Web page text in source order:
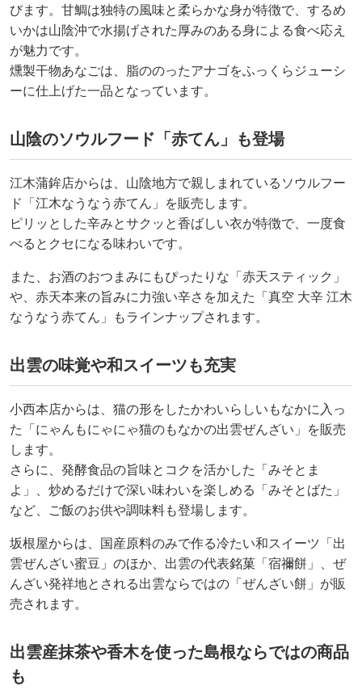
びます。甘鯛は独特の風味と柔らかな身が特徴で、するめ
いかは山陰沖で水揚げされた厚みのある身による食べ応え
が魅力です。
燻製干物あなごは、脂ののったアナゴをふっくらジューシ
ーに仕上げた一品となっています。
山陰のソウルフード「赤てん」も登場
江木蒲鉾店からは、山陰地方で親しまれているソウルフー
ド「江木なうなう赤てん」を販売します。
ピリッとした辛みとサクッと香ばしい衣が特徴で、一度食
べるとクセになる味わいです。
また、お酒のおつまみにもぴったりな「赤天スティック」
や、赤天本来の旨みに力強い辛さを加えた「真空 大辛 江木
なうなう赤てん」もラインナップされます。
出雲の味覚や和スイーツも充実
小西本店からは、猫の形をしたかわいらしいもなかに入っ
た「にゃんもにゃにゃ猫のもなかの出雲ぜんざい」を販売
します。
さらに、発酵食品の旨味とコクを活かした「みそとま
よ」、炒めるだけで深い味わいを楽しめる「みそとばた」
など、ご飯のお供や調味料も登場します。
坂根屋からは、国産原料のみで作る冷たい和スイーツ「出
雲ぜんざい蜜豆」のほか、出雲の代表銘菓「宿禰餅」、ぜ
んざい発祥地とされる出雲ならではの「ぜんざい餅」が販
売されます。
出雲産抹茶や香木を使った島根ならではの商品
も